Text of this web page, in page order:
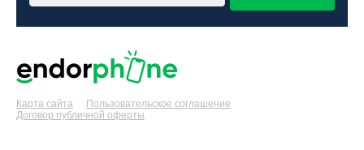
Карта сайта
Пользовательское соглашение
Договор публичной оферты